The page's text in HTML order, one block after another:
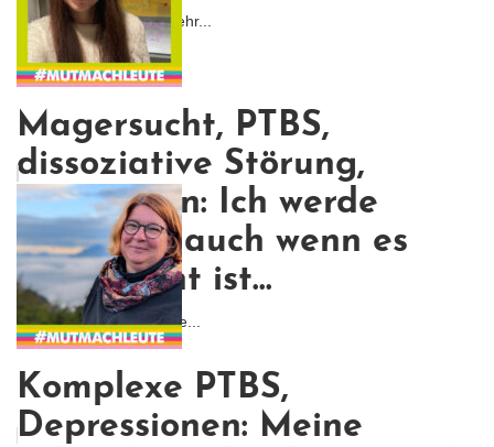
Ich war von Anfang an ehr...
Magersucht, PTBS,
dissoziative Störung,
Depression: Ich werde
kämpfen, auch wenn es
nicht leicht ist...
Ich wollte nicht, dass me...
Komplexe PTBS,
Depressionen: Meine